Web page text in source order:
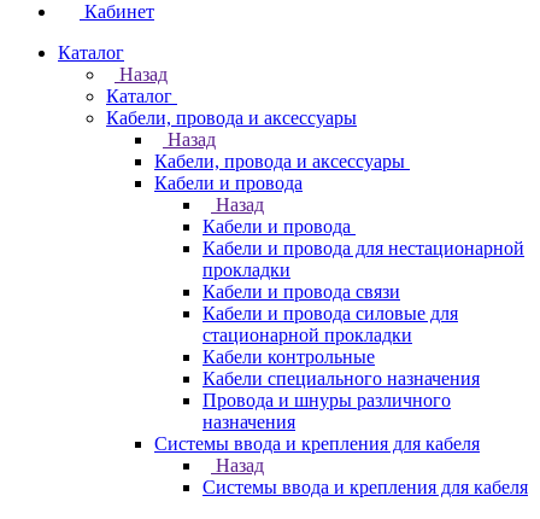
Кабинет
Каталог
Назад
Каталог
Кабели, провода и аксессуары
Назад
Кабели, провода и аксессуары
Кабели и провода
Назад
Кабели и провода
Кабели и провода для нестационарной
прокладки
Кабели и провода связи
Кабели и провода силовые для
стационарной прокладки
Кабели контрольные
Кабели специального назначения
Провода и шнуры различного
назначения
Системы ввода и крепления для кабеля
Назад
Системы ввода и крепления для кабеля